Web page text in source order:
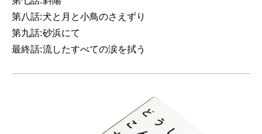
第八話:犬と月と小鳥のさえずり
第九話:砂浜にて
最終話:流したすべての涙を拭う